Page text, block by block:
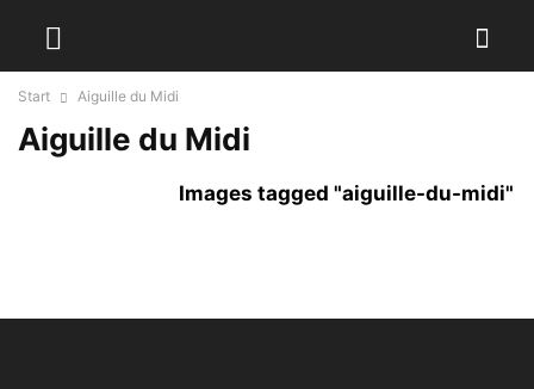
Start Aiguille du Midi
Aiguille du Midi
Images tagged "aiguille-du-midi"